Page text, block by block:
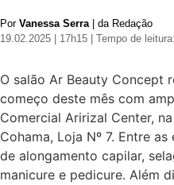
Por Vanessa Serra| da Redação
19.02.2025 | 17h15
| Tempo de
O salão Ar Beauty Concept
começo deste mês com
Comercial Aririzal Center,
Cohama, Loja Nº 7. Entre
de alongamento capilar,
manicure e pedicure. Além